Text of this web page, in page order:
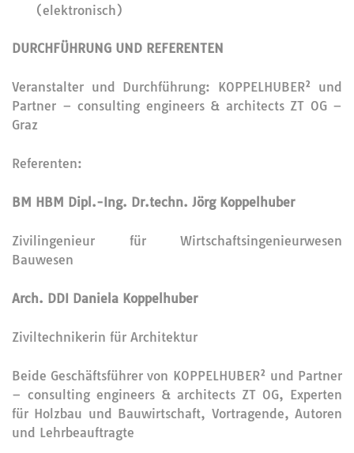
(elektronisch)
DURCHFÜHRUNG UND REFERENTEN
Veranstalter und Durchführung: KOPPELHUBER² und
Partner – consulting engineers & architects ZT OG –
Graz
Referenten:
BM HBM Dipl.-Ing. Dr.techn. Jörg Koppelhuber
Zivilingenieur für Wirtschaftsingenieurwesen
Bauwesen
Arch. DDI Daniela Koppelhuber
Ziviltechnikerin für Architektur
Beide Geschäftsführer von KOPPELHUBER² und Partner
– consulting engineers & architects ZT OG, Experten
für Holzbau und Bauwirtschaft, Vortragende, Autoren
und Lehrbeauftragte